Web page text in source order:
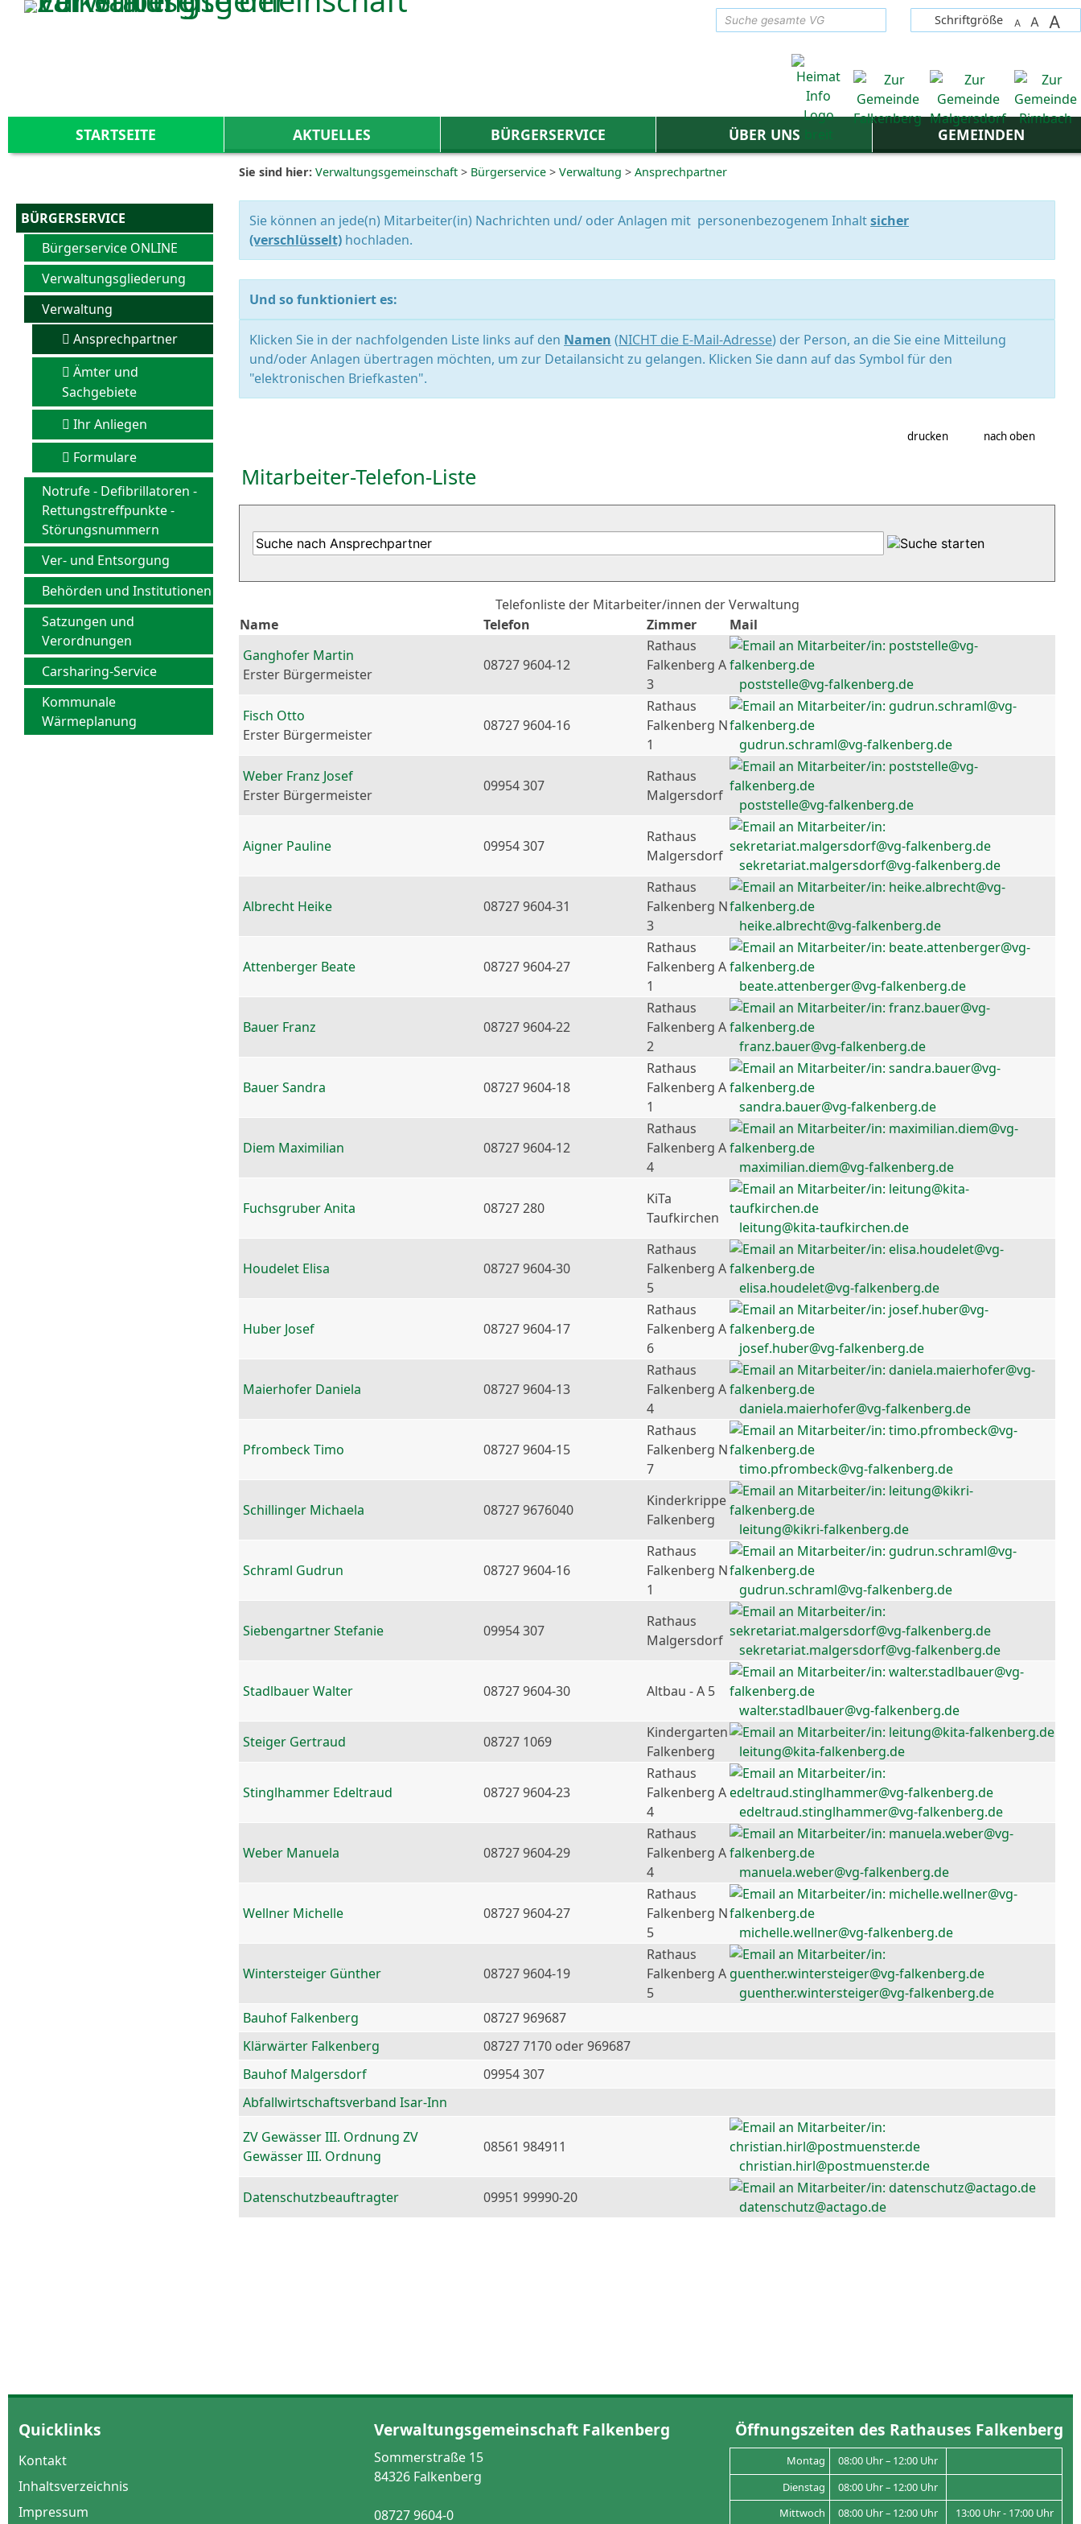
Zum Inhalt,zur Navigationoderzur Startseitespringen.
Schriftgröße A A A
STARTSEITE AKTUELLES BÜRGERSERVICE ÜBER UNS GEMEINDEN
BÜRGERSERVICE
Bürgerservice ONLINE
Verwaltungsgliederung
Verwaltung
Ansprechpartner
Ämter und
Sachgebiete
Ihr Anliegen
Formulare
Notrufe - Defibrillatoren -
Rettungstreffpunkte -
Störungsnummern
Ver- und Entsorgung
Behörden und Institutionen
Satzungen und
Verordnungen
Carsharing-Service
Kommunale
Wärmeplanung
Sie sind hier: Verwaltungsgemeinschaft > Bürgerservice > Verwaltung > Ansprechpartner
Sie können an jede(n) Mitarbeiter(in) Nachrichten und/ oder Anlagen mit personenbezogenem Inhaltsicher
(verschlüsselt) hochladen.
Und so funktioniert es:
Klicken Sie in der nachfolgenden Liste links auf den Namen (NICHT die E-Mail-Adresse) der Person, an die Sie eine Mitteilung
und/oder Anlagen übertragen möchten, um zur Detailansicht zu gelangen. Klicken Sie dann auf das Symbol für den
"elektronischen Briefkasten".
drucken nach oben
Mitarbeiter-Telefon-Liste
Telefonliste der Mitarbeiter/innen der Verwaltung
Name
Telefon Zimmer
Mail
Ganghofer Martin
Erster Bürgermeister
08727 9604-12
Rathaus
Falkenberg A
3
poststelle@vg-falkenberg.de
Fisch Otto
Erster Bürgermeister
08727 9604-16
Rathaus
Falkenberg N
1
gudrun.schraml@vg-falkenberg.de
Weber Franz Josef
Erster Bürgermeister
09954 307
Rathaus
Malgersdorf
poststelle@vg-falkenberg.de
Aigner Pauline 09954 307
Rathaus
Malgersdorf
sekretariat.malgersdorf@vg-falkenberg.de
Albrecht Heike 08727 9604-31
Rathaus
Falkenberg N
3
heike.albrecht@vg-falkenberg.de
Attenberger Beate 08727 9604-27
Rathaus
Falkenberg A
1
beate.attenberger@vg-falkenberg.de
Bauer Franz 08727 9604-22
Rathaus
Falkenberg A
2
franz.bauer@vg-falkenberg.de
Bauer Sandra 08727 9604-18
Rathaus
Falkenberg A
1
sandra.bauer@vg-falkenberg.de
Diem Maximilian 08727 9604-12
Rathaus
Falkenberg A
4
maximilian.diem@vg-falkenberg.de
Fuchsgruber Anita 08727 280
KiTa
Taufkirchen
leitung@kita-taufkirchen.de
Houdelet Elisa 08727 9604-30
Rathaus
Falkenberg A
5
elisa.houdelet@vg-falkenberg.de
Huber Josef 08727 9604-17
Rathaus
Falkenberg A
6
josef.huber@vg-falkenberg.de
Maierhofer Daniela 08727 9604-13
Rathaus
Falkenberg A
4
daniela.maierhofer@vg-falkenberg.de
Pfrombeck Timo 08727 9604-15
Rathaus
Falkenberg N
7
timo.pfrombeck@vg-falkenberg.de
Schillinger Michaela 08727 9676040
Kinderkrippe
Falkenberg
leitung@kikri-falkenberg.de
Schraml Gudrun 08727 9604-16
Rathaus
Falkenberg N
1
gudrun.schraml@vg-falkenberg.de
Siebengartner Stefanie 09954 307
Rathaus
Malgersdorf
sekretariat.malgersdorf@vg-falkenberg.de
Stadlbauer Walter 08727 9604-30
Altbau - A 5
walter.stadlbauer@vg-falkenberg.de
Steiger Gertraud
08727 1069
Kindergarten
Falkenberg
leitung@kita-falkenberg.de
Stinglhammer Edeltraud 08727 9604-23
Rathaus
Falkenberg A
4
edeltraud.stinglhammer@vg-falkenberg.de
Weber Manuela 08727 9604-29
Rathaus
Falkenberg A
4
manuela.weber@vg-falkenberg.de
Wellner Michelle 08727 9604-27
Rathaus
Falkenberg N
5
michelle.wellner@vg-falkenberg.de
Wintersteiger Günther 08727 9604-19
Rathaus
Falkenberg A
5
guenther.wintersteiger@vg-falkenberg.de
Bauhof Falkenberg
08727 969687
Klärwärter Falkenberg
08727 7170 oder 969687
Bauhof Malgersdorf
09954 307
Abfallwirtschaftsverband Isar-Inn
ZV Gewässer III. Ordnung ZV
Gewässer III. Ordnung
08561 984911
christian.hirl@postmuenster.de
Datenschutzbeauftragter
09951 99990-20
datenschutz@actago.de
Quicklinks
Kontakt
Inhaltsverzeichnis
Impressum
Verwaltungsgemeinschaft Falkenberg
Sommerstraße 15
84326 Falkenberg
08727 9604-0
Öffnungszeiten des Rathauses Falkenberg
Montag
08:00 Uhr – 12:00 Uhr
Dienstag
08:00 Uhr – 12:00 Uhr
Mittwoch
08:00 Uhr – 12:00 Uhr 13:00 Uhr - 17:00 Uhr